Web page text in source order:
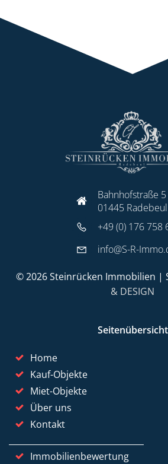
Bahnhofstraße 5
01445 Radebeul
+49 (0) 176 758
info@S-R-
© 2026 Steinrücken Immobilien |
& DESIGN
Seitenübersicht
Home
Kauf-Objekte
Miet-Objekte
Über uns
Kontakt
Immobilienbewertung